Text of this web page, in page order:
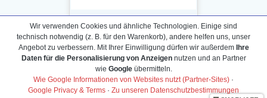
Daten­schutz­erklärung
Widerrufs­recht /Widerrufs­formular
AGB & Info
Wir verwenden Cookies und ähnliche Technologien. Einige sind
technisch notwendig (z. B. für den Warenkorb), andere helfen uns, unser
Angebot zu verbessern. Mit Ihrer Einwilligung dürfen wir außerdem Ihre
Daten für die Personalisierung von Anzeigennutzen und an Partner
wie Googleübermitteln.
Wie Google Informationen von Websites nutzt (Partner-Sites) ·
Google Privacy & Terms · Zu unseren Datenschutzbestimmungen